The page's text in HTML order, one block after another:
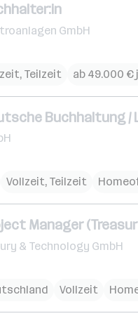
GmbH
Teilzeit ab 49.000 €
Buchhaltung /
Vollzeit, Teilzeit
Manager
& Technology GmbH
Vollzeit